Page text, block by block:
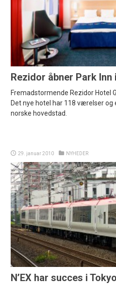
Rezidor åbner Park Inn
Fremadstormende Rezidor Hotel
Det nye hotel har 118 værelser og
norske hovedstad.
29. januar 2010 NYHEDER
N’EX har succes i Tokyo